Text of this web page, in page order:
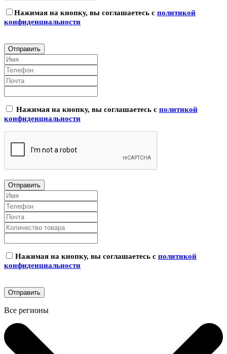
Нажимая на кнопку, вы соглашаетесь с политикой
конфиденциальности
Нажимая на кнопку, вы соглашаетесь с политикой
конфиденциальности
Нажимая на кнопку, вы соглашаетесь с политикой
конфиденциальности
Все регионы